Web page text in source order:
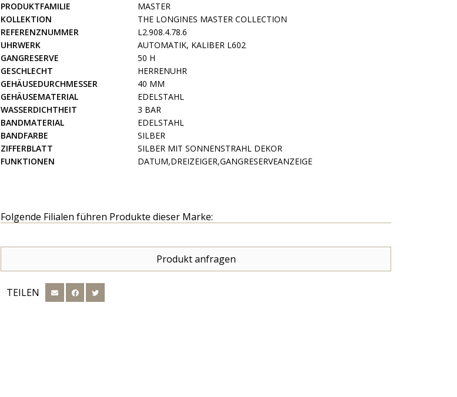
PRODUKTFAMILIE
MASTER
KOLLEKTION
THE LONGINES MASTER COLLECTION
REFERENZNUMMER
L2.908.4.78.6
UHRWERK
AUTOMATIK, KALIBER L602
GANGRESERVE
50 H
GESCHLECHT
HERRENUHR
GEHÄUSEDURCHMESSER
40 MM
GEHÄUSEMATERIAL
EDELSTAHL
WASSERDICHTHEIT
3 BAR
BANDMATERIAL
EDELSTAHL
BANDFARBE
SILBER
ZIFFERBLATT
SILBER MIT SONNENSTRAHL DEKOR
FUNKTIONEN
DATUM,DREIZEIGER,GANGRESERVEANZEIGE
Folgende Filialen führen Produkte dieser Marke:
Produkt anfragen
TEILEN